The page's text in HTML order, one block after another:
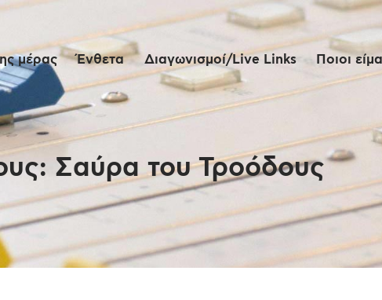
μέρας Ένθετα Διαγωνισμοί/Live Links Ποιοι
Σαύρα του Τροόδους
της
Live